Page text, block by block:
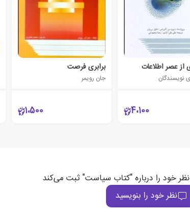
از عصر اطلاعات
نویسندگان
4،100
برابری فرصت
جان رویمر
1،500
خود را درباره "کتاب سیاست" ثبت می‌کند
نظر خود را بنویسید